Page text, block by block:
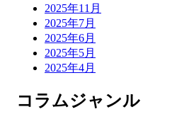
2025年11月
2025年7月
2025年6月
2025年5月
2025年4月
コラムジャンル